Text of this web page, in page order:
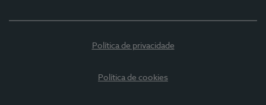
Política de privacidade
Política de cookies